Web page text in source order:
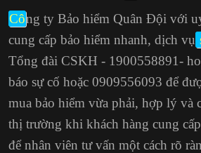
Công ty Bảo hiểm Quân Đội với
cung cấp bảo hiểm nhanh, dịch vụ
Tổng đài CSKH - 1900558891-
báo sự cố hoặc 0909556093 để
mua bảo hiểm vừa phải, hợp lý và
thị trường khi khách hàng cung
để nhân viên tư vấn một cách rõ